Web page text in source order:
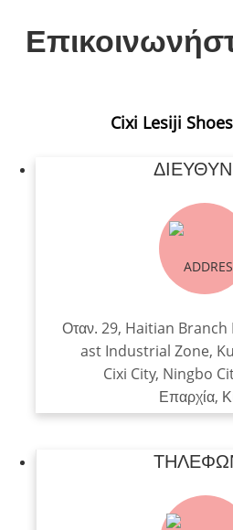
Cixi Lesiji
Οταν. 29, Haitian Branch
ast Industrial Zone,
Cixi City, Ningbo
Επαρχία,